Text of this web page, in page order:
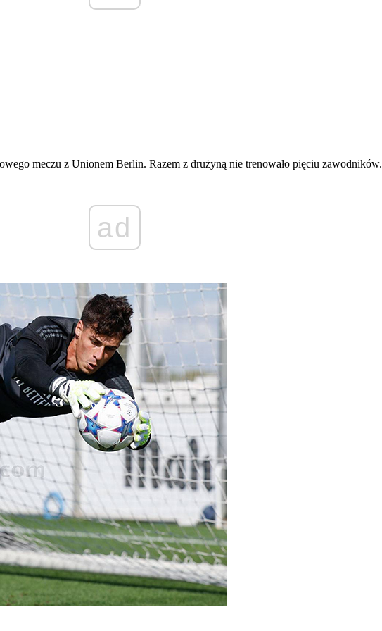
meczu z Unionem Berlin. Razem z drużyną nie trenowało pięciu zawodników.
ad